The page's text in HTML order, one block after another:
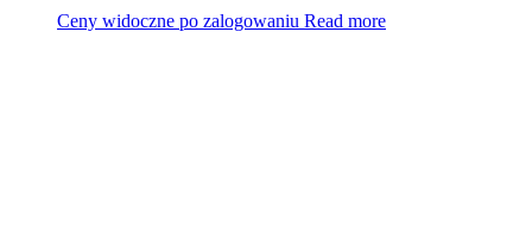
Ceny widoczne po zalogowaniu Read more